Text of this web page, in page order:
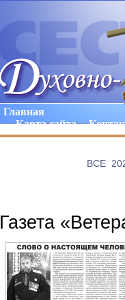
Главная
Карта сайта
ВCE
Газета